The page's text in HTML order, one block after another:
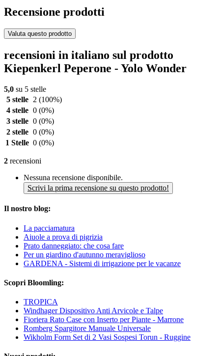
Recensione prodotti
Valuta questo prodotto
recensioni in italiano sul prodotto
Kiepenkerl Peperone - Yolo Wonder
5,0 su 5 stelle
5 stelle
2 (100%)
4 stelle 0 (0%)
3 stelle 0 (0%)
2 stelle 0 (0%)
1 Stelle 0 (0%)
2 recensioni
Nessuna recensione disponibile.
Scrivi la prima recensione su questo prodotto!
Il nostro blog:
La pacciamatura
Aiuole a prova di pigrizia
Prato danneggiato: che cosa fare
Per un giardino d'autunno meraviglioso
GARDENA - Sistemi di irrigazione per le vacanze
Scopri Bloomling:
TROPICA
Windhager Dispositivo Anti Arvicole e Talpe
Fioriera Rato Case con Inserto per Piante - Marrone
Romberg Spargitore Manuale Universale
Wikholm Form Set di 2 Vasi Sospesi Torun - Ruggine